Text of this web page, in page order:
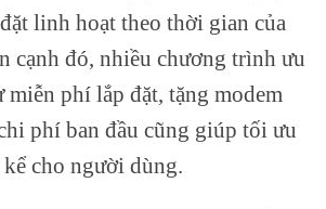
linh hoạt theo thời gian của
cạnh đó, nhiều chương trình ưu
miễn phí lắp đặt, tặng modem
phí ban đầu cũng giúp tối ưu
cho người dùng.